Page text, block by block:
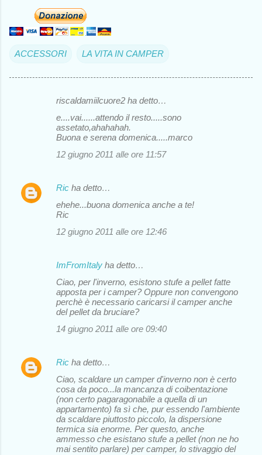
ACCESSORI LA VITA IN CAMPER
n
riscaldamiilcuore2 ha detto…
e....vai......attendo il resto.....sono
assetato,ahahahah.
Buona e serena domenica.....marco
12 giugno 2011 alle ore 11:57
Ric ha detto…
ehehe...buona domenica anche a te!
Ric
12 giugno 2011 alle ore 12:46
ImFromItaly ha detto…
Ciao, per l'inverno, esistono stufe a pellet fatte
apposta per i camper? Oppure non convengono
perchè è necessario caricarsi il camper anche
del pellet da bruciare?
14 giugno 2011 alle ore 09:40
Ric ha detto…
Ciao, scaldare un camper d'inverno non è certo
cosa da poco...la mancanza di coibentazione
(non certo pagaragonabile a quella di un
appartamento) fa sì che, pur essendo l'ambiente
da scaldare piuttosto piccolo, la dispersione
termica sia enorme. Per questo, anche
ammesso che esistano stufe a pellet (non ne ho
mai sentito parlare) per camper, lo stivaggio del